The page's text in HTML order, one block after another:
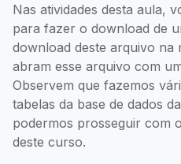
Nas atividades desta aula,
para fazer o download de
download deste arquivo na
abram esse arquivo com
Observem que fazemos
tabelas da base de dados
podermos prosseguir com
deste curso.